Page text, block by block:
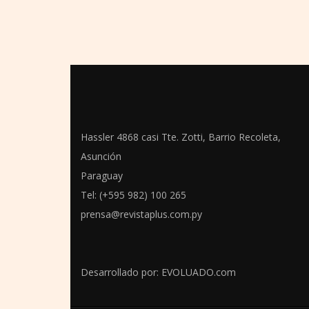
Hassler 4868 casi Tte. Zotti, Barrio Recoleta,
Asunción
Paraguay
Tel: (+595 982) 100 265
prensa@revistaplus.com.py
Desarrollado por: EVOLUADO.com